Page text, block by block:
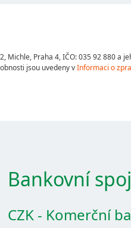
Michle, Praha 4, IČO: 035 92 880 a
jsou uvedeny vInformaci o
Bankovní
CZK - Komerční